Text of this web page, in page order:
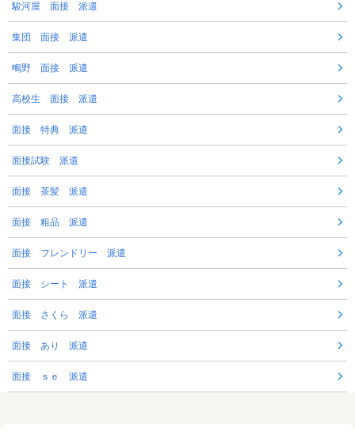
駿河屋 面接 派遣
集団 面接 派遣
鴫野 面接 派遣
高校生 面接 派遣
面接 特典 派遣
面接試験 派遣
面接 茶髪 派遣
面接 粗品 派遣
面接 フレンドリー 派遣
面接 シート 派遣
面接 さくら 派遣
面接 あり 派遣
面接 ｓｅ 派遣